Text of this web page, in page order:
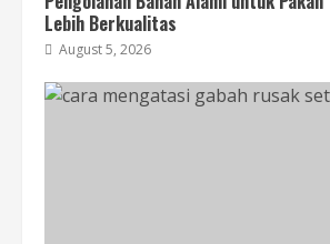
Lebih Berkualitas
August 5, 2026